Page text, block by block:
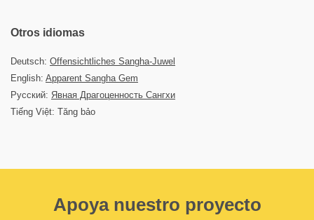
Otros idiomas
Deutsch: Offensichtliches Sangha-Juwel
English: Apparent Sangha Gem
Русский: Явная Драгоценность Сангхи
Tiếng Việt: Tăng bảo
Apoya nuestro proyecto